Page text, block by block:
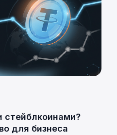
стейблкоинами?
для бизнеса